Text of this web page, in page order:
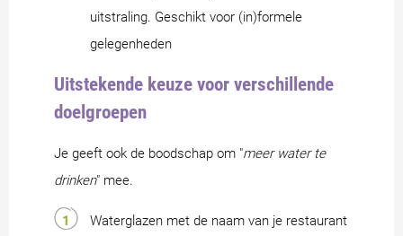
uitstraling. Geschikt voor (in)formele
gelegenheden
Uitstekende keuze voor verschillende
doelgroepen
Je geeft ook de boodschap om "meer water te
drinken" mee.
Waterglazen met de naam van je restaurant